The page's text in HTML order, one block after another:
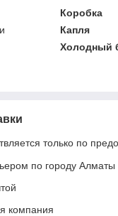
Коробка
Капля
Холодный
только по
по городу Алматы
компания